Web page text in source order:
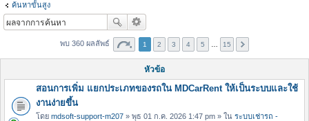
ค้นหาขั้นสูง
พบ 360 ผลลัพธ์ 1 2 3 4 5 15
หัวข้อ
สอนการเพิ่ม แยกประเภทของรถใน MDCarRent ให้เป็นระบบและใช้
งานง่ายขึ้น
โดย mdsoft-support-m207 » พุธ 01 ก.ค. 2026 1:47 pm » ใน ระบบเช่ารถ -